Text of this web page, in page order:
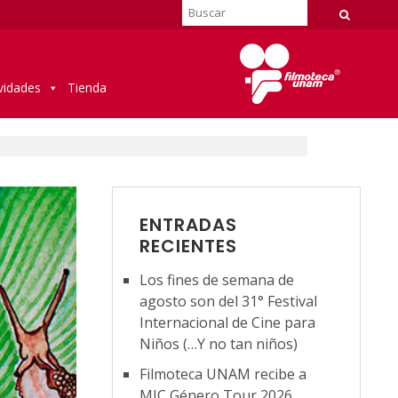
Tienda
ENTRADAS
RECIENTES
Los fines de semana de
agosto son del 31° Festival
Internacional de Cine para
Niños (…Y no tan niños)
Filmoteca UNAM recibe a